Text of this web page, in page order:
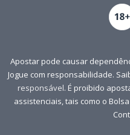
Apostar pode causar
Jogue com responsabilidade.
responsável. É proibido
assistenciais, tais como o